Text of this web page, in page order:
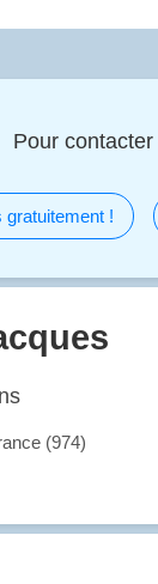
Pour contacter
!
(974)